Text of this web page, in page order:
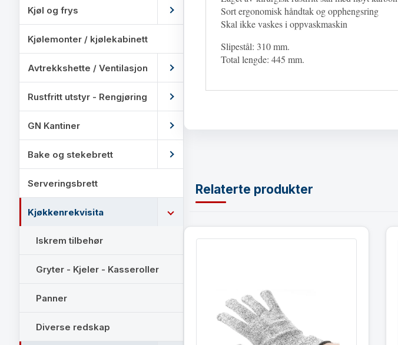
Kjøl og frys
Kjølemonter / kjølekabinett
Avtrekkshette / Ventilasjon
Rustfritt utstyr - Rengjøring
GN Kantiner
Bake og stekebrett
Serveringsbrett
Kjøkkenrekvisita
Iskrem tilbehør
Gryter - Kjeler - Kasseroller
Panner
Diverse redskap
Sort ergonomisk håndtak og opphengsring
Skal ikke vaskes i oppvaskmaskin
Slipestål: 310 mm.
Total lengde: 445 mm.
Relaterte produkter
Kuttbestandige hansker